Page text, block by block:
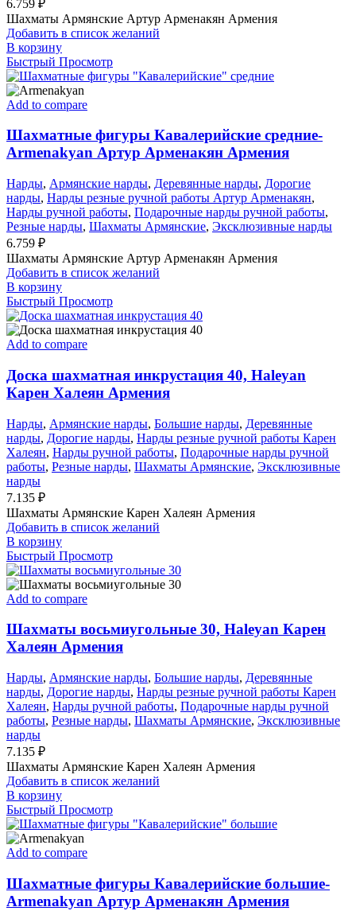
6.759 ₽
Шахматы Армянские Артур Арменакян Армения
Добавить в список желаний
В корзину
Быстрый Просмотр
Add to compare
Шахматные фигуры Кавалерийские средние-
Armenakyan Артур Арменакян Армения
Нарды, Армянские нарды, Деревянные нарды, Дорогие
нарды, Нарды резные ручной работы Артур Арменакян,
Нарды ручной работы, Подарочные нарды ручной работы,
Резные нарды, Шахматы Армянские, Эксклюзивные нарды
6.759 ₽
Шахматы Армянские Артур Арменакян Армения
Добавить в список желаний
В корзину
Быстрый Просмотр
Add to compare
Доска шахматная инкрустация 40, Haleyan
Карен Халеян Армения
Нарды, Армянские нарды, Большие нарды, Деревянные
нарды, Дорогие нарды, Нарды резные ручной работы Карен
Халеян, Нарды ручной работы, Подарочные нарды ручной
работы, Резные нарды, Шахматы Армянские, Эксклюзивные
нарды
7.135 ₽
Шахматы Армянские Карен Халеян Армения
Добавить в список желаний
В корзину
Быстрый Просмотр
Add to compare
Шахматы восьмиугольные 30, Haleyan Карен
Халеян Армения
Нарды, Армянские нарды, Большие нарды, Деревянные
нарды, Дорогие нарды, Нарды резные ручной работы Карен
Халеян, Нарды ручной работы, Подарочные нарды ручной
работы, Резные нарды, Шахматы Армянские, Эксклюзивные
нарды
7.135 ₽
Шахматы Армянские Карен Халеян Армения
Добавить в список желаний
В корзину
Быстрый Просмотр
Add to compare
Шахматные фигуры Кавалерийские большие-
Armenakyan Артур Арменакян Армения